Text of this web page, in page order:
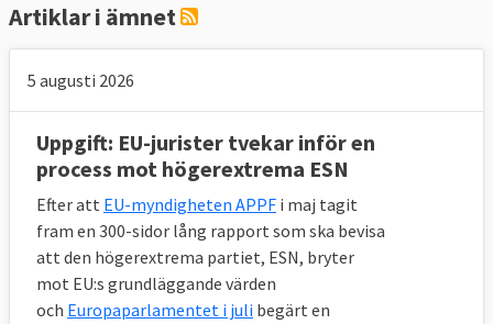
Artiklar i ämnet
5 augusti 2026
Uppgift: EU-jurister tvekar inför en
process mot högerextrema ESN
Efter att EU-myndigheten APPF i maj tagit
fram en 300-sidor lång rapport som ska bevisa
att den högerextrema partiet, ESN, bryter
mot EU:s grundläggande värden
och Europaparlamentet i juli begärt en